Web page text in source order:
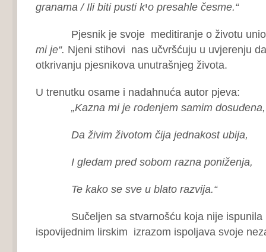
granama / Ili biti pusti kיo presahle česme.“
Pjesnik je svoje meditiranje o životu unio
mi je“. Njeni stihovi nas učvršćuju u uvjerenju
otkrivanju pjesnikova unutrašnjeg života.
U trenutku osame i nadahnuća autor pjeva:
„Kazna mi je rođenjem samim dosuđena,
Da živim životom čija jednakost ubija,
I gledam pred sobom razna poniženja,
Te kako se sve u blato razvija.“
Sučeljen sa stvarnošću koja nije
ispovijednim lirskim izrazom ispoljava svoje